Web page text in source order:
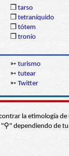
❒ tarso
❒ tetraníquido
❒ tótem
❒ tronío
➳ turismo
➳ tutear
➳ Twitter
la etimología
dependiendo de